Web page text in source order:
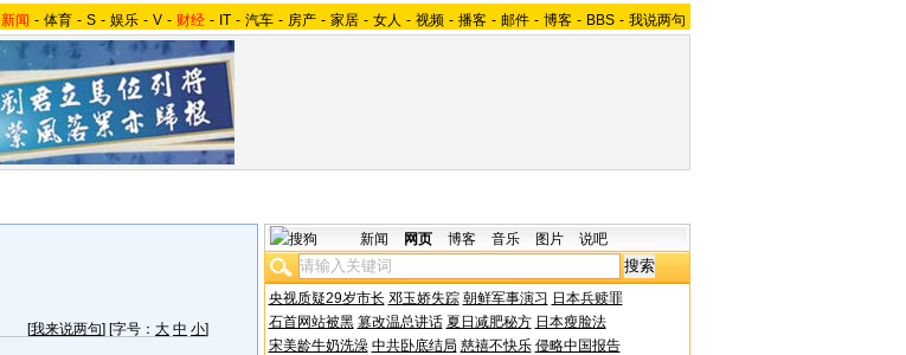
新闻 - 体育 - S - 娱乐 - V - 财经 - IT - 汽车 - 房产 - 家居 - 女人 - 视频 - 播客 - 邮件 - 博客 - BBS - 我说两句
[我来说两句] [字号： 大 中 小]
新闻 网页 博客 音乐 图片 说吧
央视质疑29岁市长 邓玉娇失踪 朝鲜军事演习 日本兵赎罪
石首网站被黑 篡改温总讲话 夏日减肥秘方 日本瘦脸法
宋美龄牛奶洗澡 中共卧底结局 慈禧不快乐 侵略中国报告